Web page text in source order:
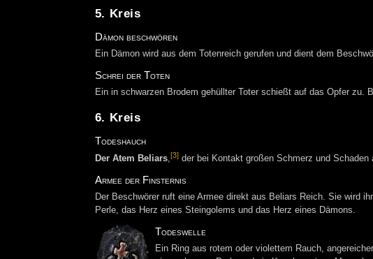
5. Kreis
Dämon beschwören
Ein Dämon wird aus dem Totenreich gerufen und dient dem
Schrei der Toten
Ein in schwarzen Brodem gehüllter Toter schießt auf das Opfer zu.
6. Kreis
Todeshauch
Der Atem Beliars,[3]der bei Kontakt großen Schmerz und Schaden
Armee der Finsternis
Der Beschwörer ruft eine Armee direkt aus Beliars Reich. Sie wird
Perle, das Herz eines Steingolems und das Herz eines Dämons.
Todeswelle
Ein Ring aus rotem oder violettem Rauch,